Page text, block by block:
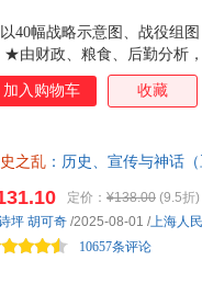
湖南文艺出版社
当代世界出版社
煤炭工
中国长安出版社
中国法
中央编
40幅战略示意图、战役组
★由财政、粮食、后勤分析
★李碧妍作序，马伯庸、罗
加入购物车 收藏
之乱 ：历史、宣传与神话
定价： ¥138.00 (9.5折)
10657条评论
坪 胡可奇 /2025-08-01 /上海人